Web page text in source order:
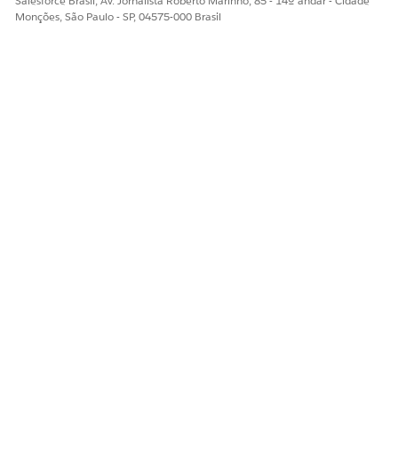
Sim Não
Monções, São Paulo - SP, 04575-000 Brasil